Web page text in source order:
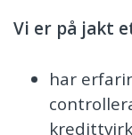
Vi er på jakt
har